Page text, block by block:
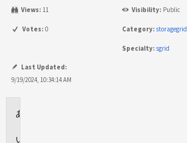
Views: 11 Visibility: Public
Votes: 0 Category: storagegrid
Specialty: sgrid
Last Updated:
9/19/2024, 10:34:14 AM